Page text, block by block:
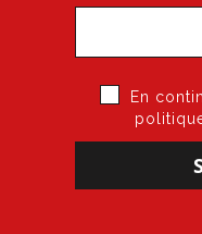
ALERTE
En